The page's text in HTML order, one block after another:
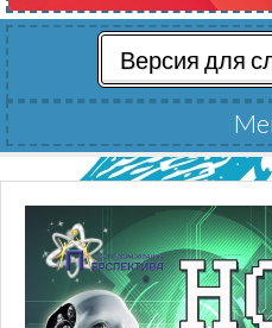
Версия для
Читать далее